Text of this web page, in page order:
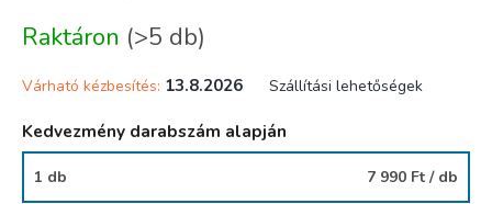
Raktáron (>5 db)
Várható kézbesítés: 13.8.2026 Szállítási lehetőségek
Kedvezmény darabszám alapján
1 db 7 990 Ft / db